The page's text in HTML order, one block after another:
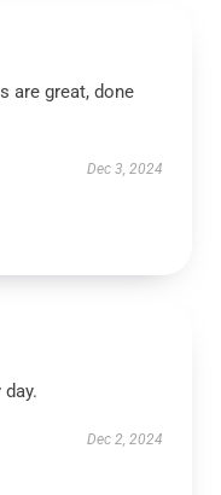
are great, done
Dec 3, 2024
Dec 2, 2024